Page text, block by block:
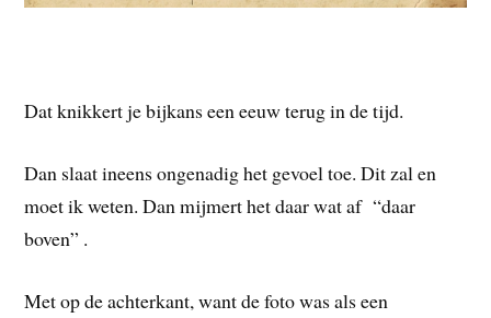
Dat knikkert je bijkans een eeuw terug in de tijd.
Dan slaat ineens ongenadig het gevoel toe. Dit zal en
moet ik weten. Dan mijmert het daar wat af “daar
boven” .
Met op de achterkant, want de foto was als een